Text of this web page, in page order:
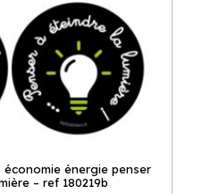
énergie penser
– ref 180219b